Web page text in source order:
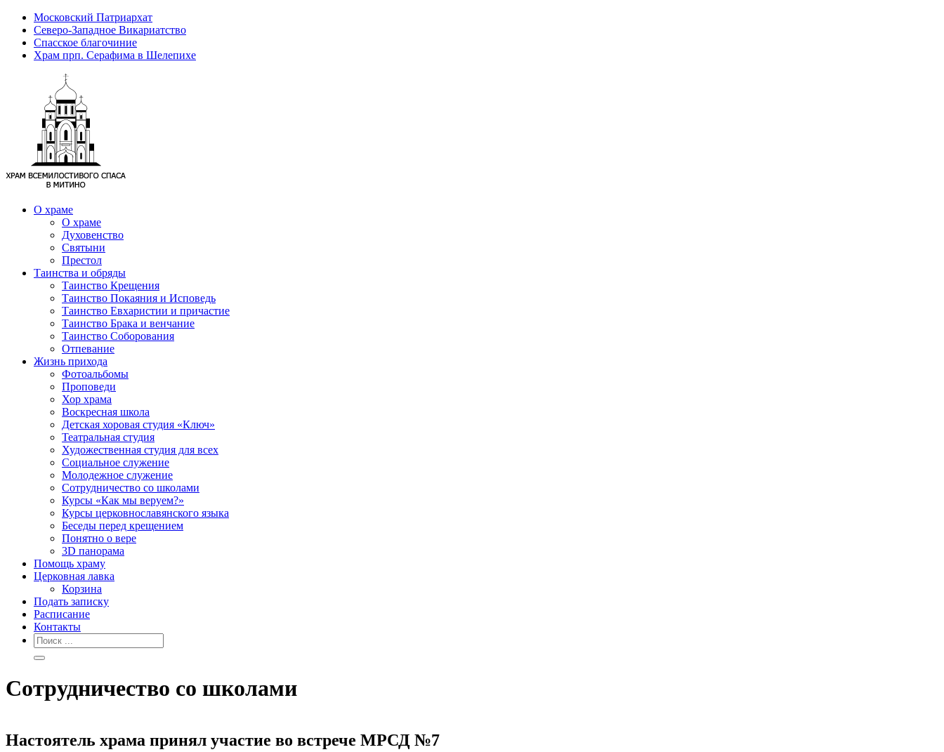
Московский Патриархат
Северо-Западное Викариатство
Спасское благочиние
Храм прп. Серафима в Шелепихе
О храме
О храме
Духовенство
Святыни
Престол
Таинства и обряды
Таинство Крещения
Таинство Покаяния и Исповедь
Таинство Евхаристии и причастие
Таинство Брака и венчание
Таинство Соборования
Отпевание
Жизнь прихода
Фотоальбомы
Проповеди
Хор храма
Воскресная школа
Детская хоровая студия «Ключ»
Театральная студия
Х​удожественная студия для всех
Социальное служение
Молодежное служение
Сотрудничество со школами
Курсы «Как мы веруем?»
Курсы церковнославянского языка
Беседы перед крещением
Понятно о вере
3D панорама
Помощь храму
Церковная лавка
Корзина
Подать записку
Расписание
Контакты
Сотрудничество со школами
Настоятель храма принял участие во встрече МРСД №7